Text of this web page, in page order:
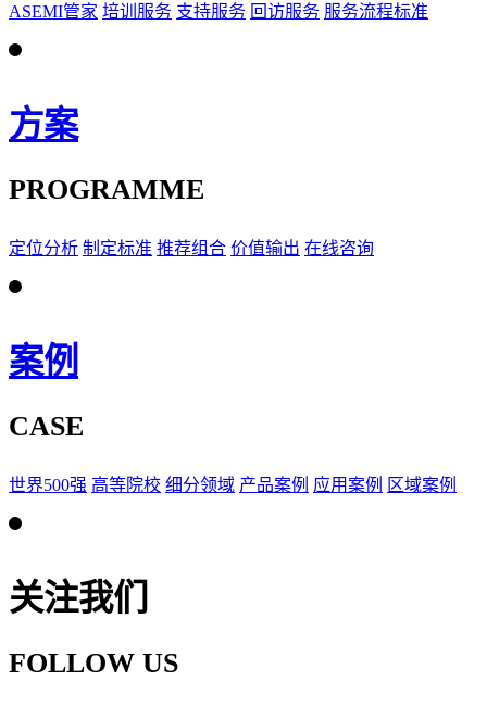
ASEMI管家 培训服务 支持服务 回访服务 服务流程标准
方案
PROGRAMME
定位分析 制定标准 推荐组合 价值输出 在线咨询
案例
CASE
世界500强 高等院校 细分领域 产品案例 应用案例 区域案例
关注我们
FOLLOW US